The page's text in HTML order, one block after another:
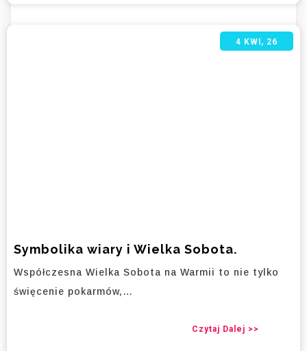
Symbolika wiary i Wielka Sobota.
4 KWI, 26
Współczesna Wielka Sobota na Warmii to nie tylko
święcenie pokarmów,…
Czytaj Dalej >>